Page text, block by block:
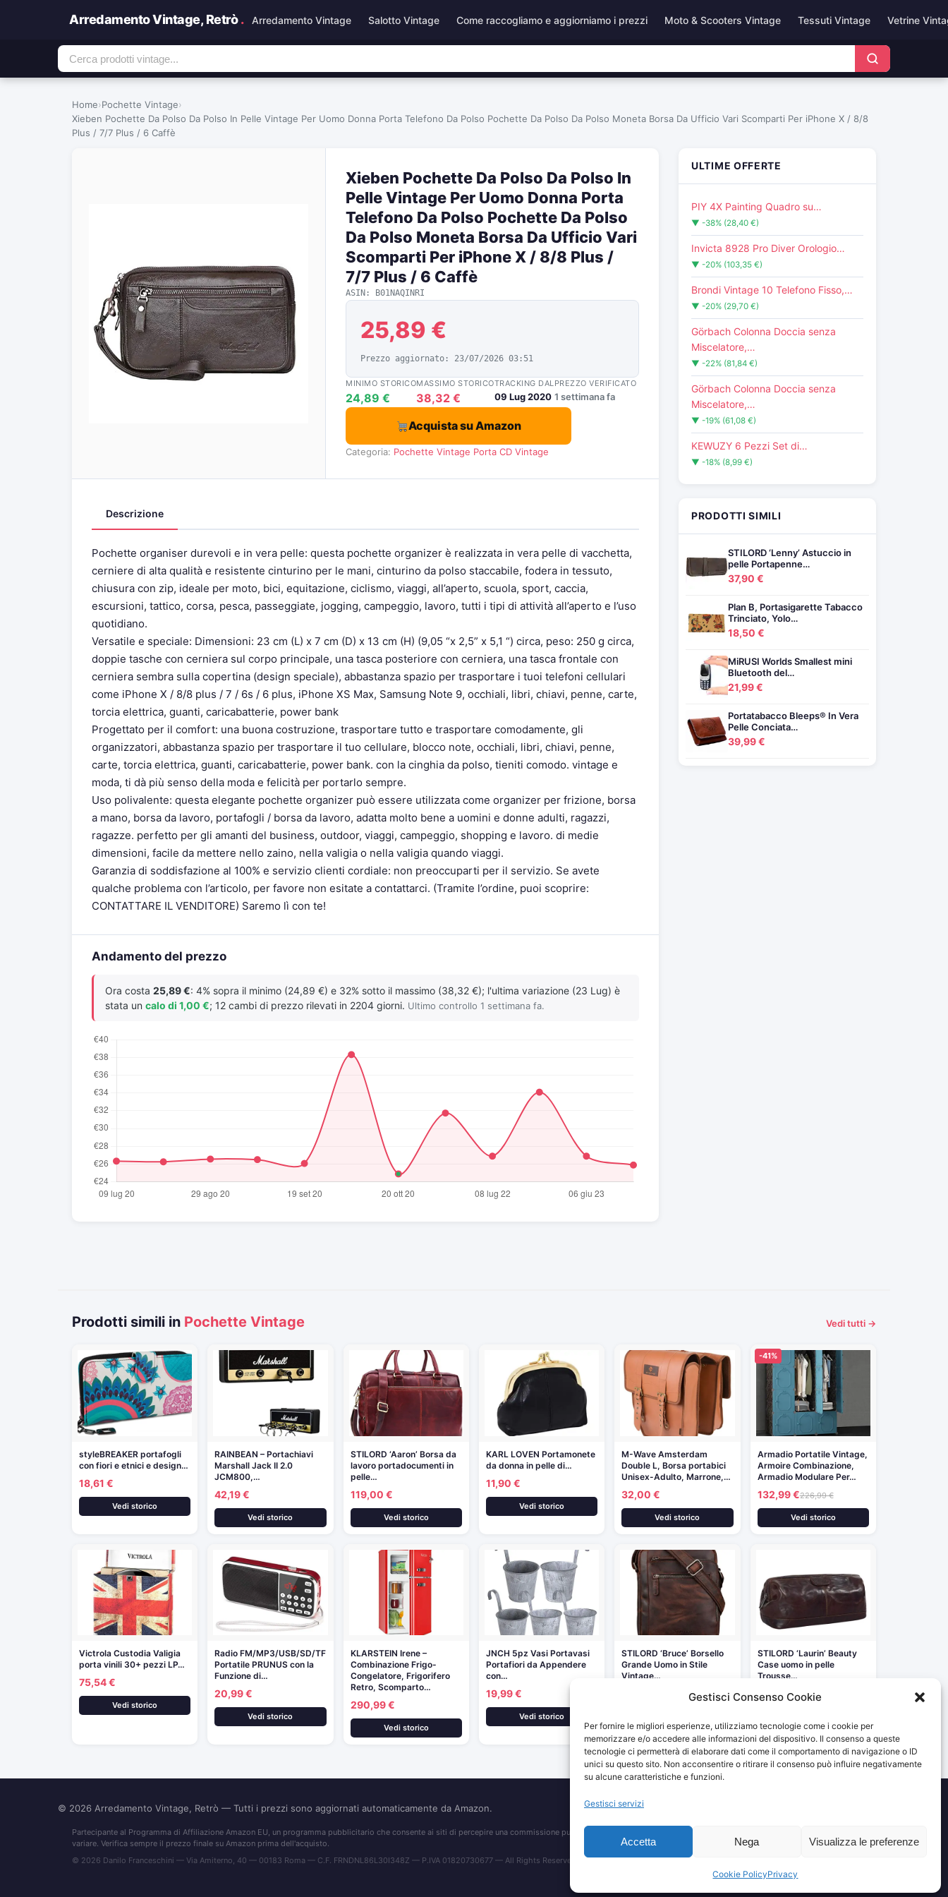
Gestisci Consenso Cookie
Per fornire le migliori esperienze, utilizziamo tecnologie come i cookie per
memorizzare e/o accedere alle informazioni del dispositivo. Il consenso a queste
tecnologie ci permetterà di elaborare dati come il comportamento di navigazione o ID
unici su questo sito. Non acconsentire o ritirare il consenso può influire negativamente
su alcune caratteristiche e funzioni.
Gestisci servizi
Accetta Nega Visualizza le preferenze
Cookie PolicyPrivacy
Arredamento Vintage, Retrò. Arredamento Vintage Salotto Vintage Come raccogliamo e aggiorniamo i prezzi Moto & Scooters Vintage Tessuti Vintage Vetrine
Home›Pochette Vintage›
Xieben Pochette Da Polso Da Polso In Pelle Vintage Per Uomo Donna Porta Telefono Da Polso Pochette Da Polso Da Polso Moneta Borsa Da Ufficio Vari Scomparti Per iPhone X / 8/8
Plus / 7/7 Plus / 6 Caffè
Xieben Pochette Da Polso Da Polso In
Pelle Vintage Per Uomo Donna Porta
Telefono Da Polso Pochette Da Polso
Da Polso Moneta Borsa Da Ufficio Vari
Scomparti Per iPhone X / 8/8 Plus /
7/7 Plus / 6 Caffè
ASIN: B01NAQINRI
25,89 €
Prezzo aggiornato: 23/07/2026 03:51
MINIMO STORICO
24,89 €
MASSIMO STORICO
38,32 €
TRACKING DAL
09 Lug 2020
PREZZO VERIFICATO
1 settimana fa
Acquista su Amazon
Categoria: Pochette Vintage Porta CD Vintage
Descrizione
Pochette organiser durevoli e in vera pelle: questa pochette organizer è realizzata in vera pelle di vacchetta,
cerniere di alta qualità e resistente cinturino per le mani, cinturino da polso staccabile, fodera in tessuto,
chiusura con zip, ideale per moto, bici, equitazione, ciclismo, viaggi, all’aperto, scuola, sport, caccia,
escursioni, tattico, corsa, pesca, passeggiate, jogging, campeggio, lavoro, tutti i tipi di attività all’aperto e l’uso
quotidiano.
Versatile e speciale: Dimensioni: 23 cm (L) x 7 cm (D) x 13 cm (H) (9,05 “x 2,5” x 5,1 “) circa, peso: 250 g circa,
doppie tasche con cerniera sul corpo principale, una tasca posteriore con cerniera, una tasca frontale con
cerniera sembra sulla copertina (design speciale), abbastanza spazio per trasportare i tuoi telefoni cellulari
come iPhone X / 8/8 plus / 7 / 6s / 6 plus, iPhone XS Max, Samsung Note 9, occhiali, libri, chiavi, penne, carte,
torcia elettrica, guanti, caricabatterie, power bank
Progettato per il comfort: una buona costruzione, trasportare tutto e trasportare comodamente, gli
organizzatori, abbastanza spazio per trasportare il tuo cellulare, blocco note, occhiali, libri, chiavi, penne,
carte, torcia elettrica, guanti, caricabatterie, power bank. con la cinghia da polso, tieniti comodo. vintage e
moda, ti dà più senso della moda e felicità per portarlo sempre.
Uso polivalente: questa elegante pochette organizer può essere utilizzata come organizer per frizione, borsa
a mano, borsa da lavoro, portafogli / borsa da lavoro, adatta molto bene a uomini e donne adulti, ragazzi,
ragazze. perfetto per gli amanti del business, outdoor, viaggi, campeggio, shopping e lavoro. di medie
dimensioni, facile da mettere nello zaino, nella valigia o nella valigia quando viaggi.
Garanzia di soddisfazione al 100% e servizio clienti cordiale: non preoccuparti per il servizio. Se avete
qualche problema con l’articolo, per favore non esitate a contattarci. (Tramite l’ordine, puoi scoprire:
CONTATTARE IL VENDITORE) Saremo lì con te!
Andamento del prezzo
Ora costa 25,89 €: 4% sopra il minimo (24,89 €) e 32% sotto il massimo (38,32 €); l'ultima variazione (23 Lug) è
stata un calo di 1,00 €; 12 cambi di prezzo rilevati in 2204 giorni. Ultimo controllo 1 settimana fa.
ULTIME OFFERTE
PIY 4X Painting Quadro su…
▼ -38% (28,40 €)
Invicta 8928 Pro Diver Orologio…
▼ -20% (103,35 €)
Brondi Vintage 10 Telefono Fisso,…
▼ -20% (29,70 €)
Görbach Colonna Doccia senza
Miscelatore,…
▼ -22% (81,84 €)
Görbach Colonna Doccia senza
Miscelatore,…
▼ -19% (61,08 €)
KEWUZY 6 Pezzi Set di…
▼ -18% (8,99 €)
PRODOTTI SIMILI
STILORD ‘Lenny’ Astuccio in
pelle Portapenne…
37,90 €
Plan B, Portasigarette Tabacco
Trinciato, Yolo…
18,50 €
MiRUSI Worlds Smallest mini
Bluetooth del…
21,99 €
Portatabacco Bleeps® In Vera
Pelle Conciata…
39,99 €
Prodotti simili in Pochette Vintage Vedi tutti →
styleBREAKER portafogli
con fiori e etnici e design…
18,61 €
Vedi storico
RAINBEAN – Portachiavi
Marshall Jack II 2.0
JCM800,…
42,19 €
Vedi storico
STILORD ‘Aaron’ Borsa da
lavoro portadocumenti in
pelle…
119,00 €
Vedi storico
KARL LOVEN Portamonete
da donna in pelle di…
11,90 €
Vedi storico
M-Wave Amsterdam
Double L, Borsa portabici
Unisex-Adulto, Marrone,…
32,00 €
Vedi storico
-41%
Armadio Portatile Vintage,
Armoire Combinazione,
Armadio Modulare Per…
132,99 €226,99 €
Vedi storico
Victrola Custodia Valigia
porta vinili 30+ pezzi LP…
75,54 €
Vedi storico
Radio FM/MP3/USB/SD/TF
Portatile PRUNUS con la
Funzione di…
20,99 €
Vedi storico
KLARSTEIN Irene –
Combinazione Frigo-
Congelatore, Frigorifero
Retro, Scomparto…
290,99 €
Vedi storico
JNCH 5pz Vasi Portavasi
Portafiori da Appendere
con…
19,99 €
Vedi storico
STILORD ‘Bruce’ Borsello
Grande Uomo in Stile
Vintage…
STILORD ‘Laurin’ Beauty
Case uomo in pelle
Trousse…
67,90 €
© 2026 Arredamento Vintage, Retrò — Tutti i prezzi sono aggiornati automaticamente da Amazon.
Partecipante al Programma di Affiliazione Amazon EU, un programma pubblicitario che consente ai siti di percepire una commissione pubblicitaria pubblicizzando e fornendo link al sito Amazon.it. I prezzi potrebbero
variare. Verifica sempre il prezzo finale su Amazon prima dell'acquisto.
© 2026 Danilo Franceschini — Via Amiterno, 40 — 00183 Roma — C.F. FRNDNL86L30I348Z — P.IVA 01820730677 — All Rights Reserved